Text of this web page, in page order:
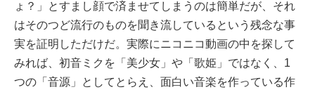
ょ？」とすまし顔で済ませてしまうのは簡単だが、それ
はそのつど流行のものを聞き流しているという残念な事
実を証明しただけだ。実際にニコニコ動画の中を探して
みれば、初音ミクを「美少女」や「歌姫」ではなく、1
つの「音源」としてとらえ、面白い音楽を作っている作